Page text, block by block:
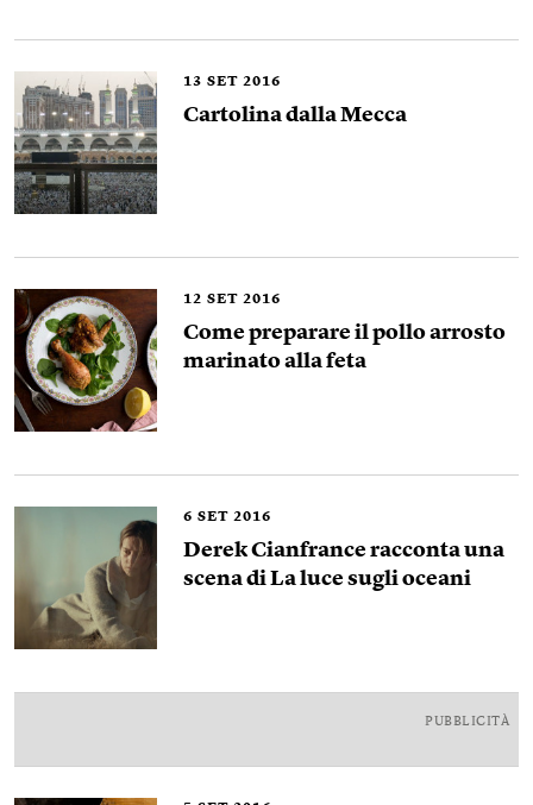
13 SET 2016
Cartolina dalla Mecca
12 SET 2016
Come preparare il pollo arrosto
marinato alla feta
6 SET 2016
Derek Cianfrance racconta una
scena di La luce sugli oceani
PUBBLICITÀ